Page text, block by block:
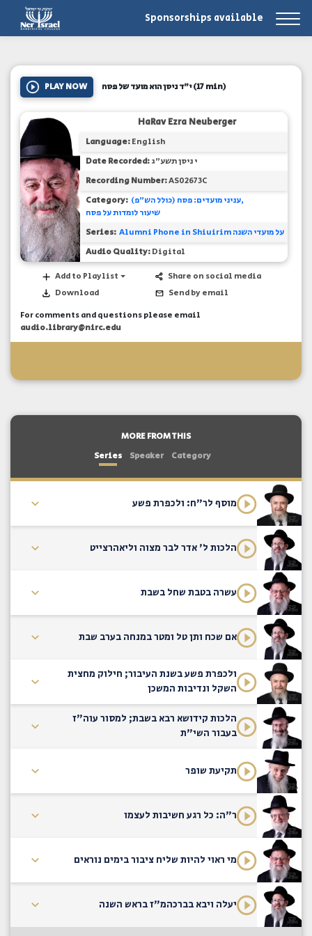
Sponsorships available
PLAY NOW י"ד ניסן הוא מועד של פסח(17 min)
HaRav Ezra Neuberger
Language:English
Date Recorded:י ניסן תשע"ג
Recording Number:AS02673C
Category: עניני מועדים: פסח (כולל הש"פ)
שיעור לומדות על פסח
Series:
Alumni Phone in Shiuirim על מועדי השנה
Audio Quality:Digital
Add to Playlist
Download
Share on social media
Send by email
For comments and questions please email
audio.library@nirc.edu
MORE FROM THIS
Series
Speaker Category
מוסף לר"ח: ולכפרת פשע
הלכות ל' אדר לבר מצוה וליאהרצייט
עשרה בטבת שחל בשבת
אם שכח ותן טל ומטר במנחה בערב שבת
ולכפרת פשע בשנת העיבור; חילוק מחצית
השקל ונדיבות המשכן
הלכות קידושא רבא בשבת; למסור עוה"ז
בעבור השי"ת
תקיעת שופר
ר"ה: כל רגע חשיבות לעצמו
מי ראוי להיות שליח ציבור בימים נוראים
יעלה ויבא בברכהמ"ז בראש השנה